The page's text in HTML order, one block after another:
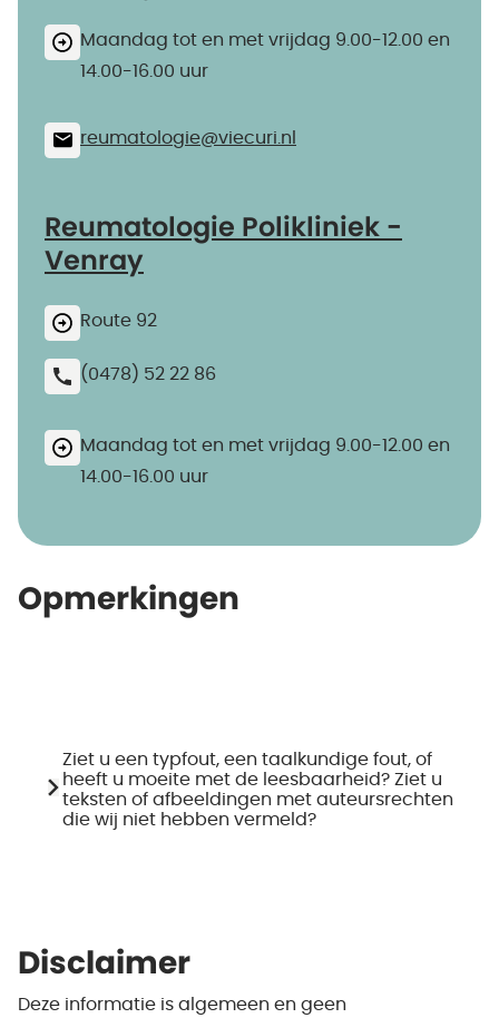
Maandag tot en met vrijdag 9.00-12.00 en
14.00-16.00 uur
reumatologie@​viecuri.nl
Reumatologie Polikliniek -
Venray
Route 92
(0478) 52 22 86
Maandag tot en met vrijdag 9.00-12.00 en
14.00-16.00 uur
Opmerkingen
Ziet u een typfout, een taalkundige fout, of
heeft u moeite met de leesbaarheid? Ziet u
teksten of afbeeldingen met auteursrechten
die wij niet hebben vermeld?
Disclaimer
Deze informatie is algemeen en geen